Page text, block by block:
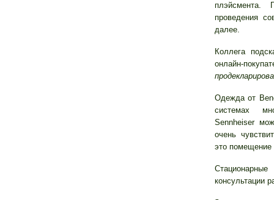
плэйсмента.
проведения
далее.
Коллега
онлайн-
Одежда от
системах
Sennheiser
очень
это помещение
консультации